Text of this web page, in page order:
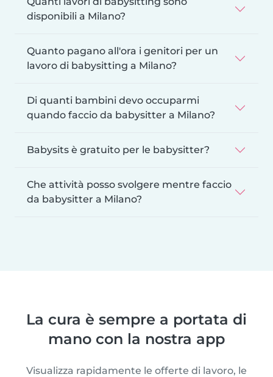
disponibili a Milano?
Quanto pagano all'ora i genitori per un
lavoro di babysitting a Milano?
Di quanti bambini devo occuparmi
quando faccio da babysitter a Milano?
Babysits è gratuito per le babysitter?
Che attività posso svolgere mentre faccio
da babysitter a Milano?
La cura è sempre a portata di
mano con la nostra app
Visualizza rapidamente le offerte di lavoro, le